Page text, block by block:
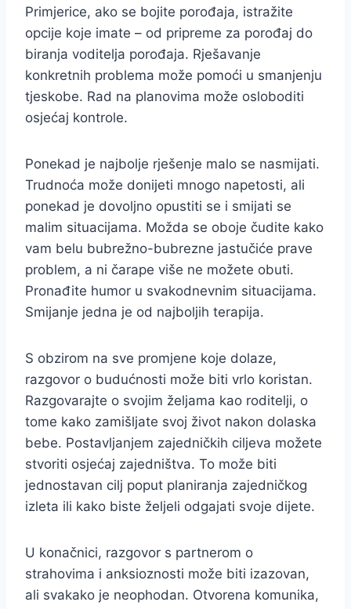
Primjerice, ako se bojite porođaja, istražite
opcije koje imate – od pripreme za porođaj do
biranja voditelja porođaja. Rješavanje
konkretnih problema može pomoći u smanjenju
tjeskobe. Rad na planovima može osloboditi
osjećaj kontrole.
Ponekad je najbolje rješenje malo se nasmijati.
Trudnoća može donijeti mnogo napetosti, ali
ponekad je dovoljno opustiti se i smijati se
malim situacijama. Možda se oboje čudite kako
vam belu bubrežno-bubrezne jastučiće prave
problem, a ni čarape više ne možete obuti.
Pronađite humor u svakodnevnim situacijama.
Smijanje jedna je od najboljih terapija.
S obzirom na sve promjene koje dolaze,
razgovor o budućnosti može biti vrlo koristan.
Razgovarajte o svojim željama kao roditelji, o
tome kako zamišljate svoj život nakon dolaska
bebe. Postavljanjem zajedničkih ciljeva možete
stvoriti osjećaj zajedništva. To može biti
jednostavan cilj poput planiranja zajedničkog
izleta ili kako biste željeli odgajati svoje dijete.
U konačnici, razgovor s partnerom o
strahovima i anksioznosti može biti izazovan,
ali svakako je neophodan. Otvorena komunika,